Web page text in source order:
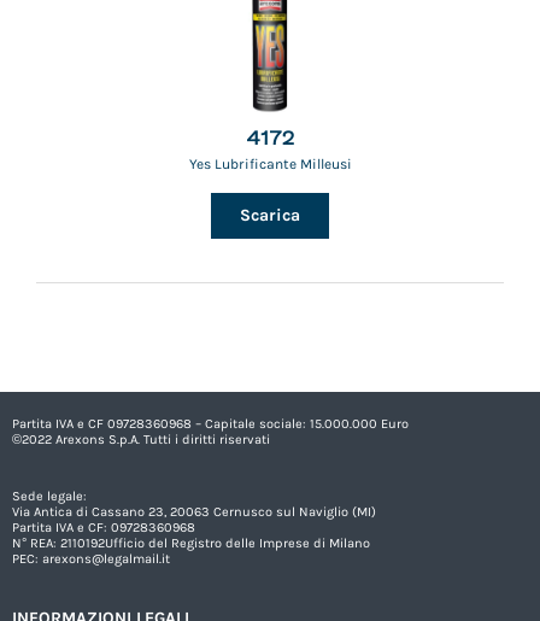
4172
Yes Lubrificante Milleusi
Scarica
Partita IVA e CF 09728360968 – Capitale sociale: 15.000.000 Euro
©2022 Arexons S.p.A. Tutti i diritti riservati
Sede legale:
Via Antica di Cassano 23, 20063 Cernusco sul Naviglio (MI)
Partita IVA e CF: 09728360968
N° REA: 2110192Ufficio del Registro delle Imprese di Milano
PEC: arexons@legalmail.it